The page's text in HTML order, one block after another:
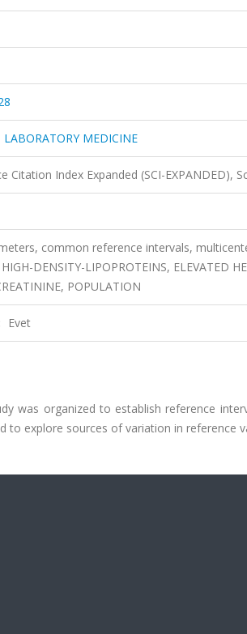
MEDICINE
Citation Index Expanded (SCI-EXPANDED),
common reference intervals,
DENSITY-LIPOPROTEINS, ELEVATED
POPULATION
Evet
was organized to establish reference
to explore sources of variation in reference